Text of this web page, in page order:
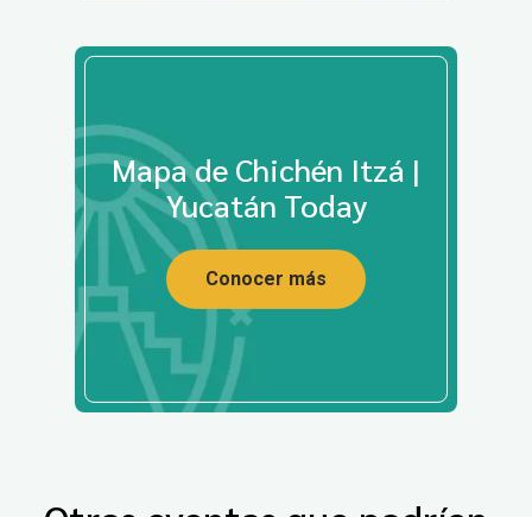
Mapa de Chichén Itzá |
Yucatán Today
Conocer más